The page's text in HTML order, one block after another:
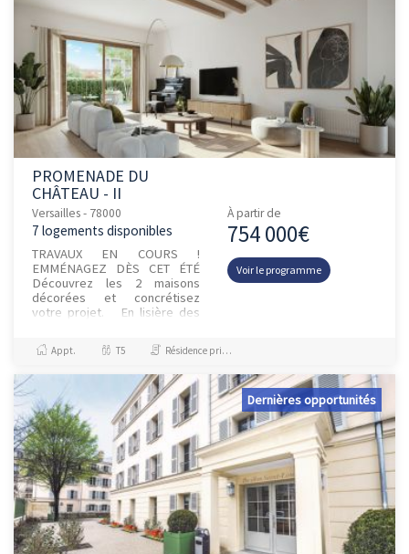
PROMENADE DU
CHÂTEAU - II
Versailles - 78000
7 logements disponibles
TRAVAUX EN COURS !
EMMÉNAGEZ DÈS CET ÉTÉ
Découvrez les 2 maisons
décorées et concrétisez
votre projet. En lisière des
Versailles, le Quartier de Gally
est un nouve...
À partir de
754 000€
Voir le programme
Appt. T5 Résidence principale / PTZ
Dernières opportunités